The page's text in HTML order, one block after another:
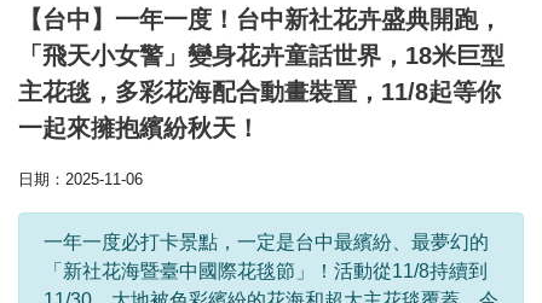
【台中】一年一度！台中新社花卉盛典開跑，
「飛天小女警」變身花卉童話世界，18米巨型
主花毯，多彩花海配合動畫裝置，11/8起等你
一起來擁抱繽紛秋天！
日期：2025-11-06
一年一度必打卡景點，一定是台中最繽紛、最夢幻的
「新社花海暨臺中國際花毯節」！活動從11/8持續到